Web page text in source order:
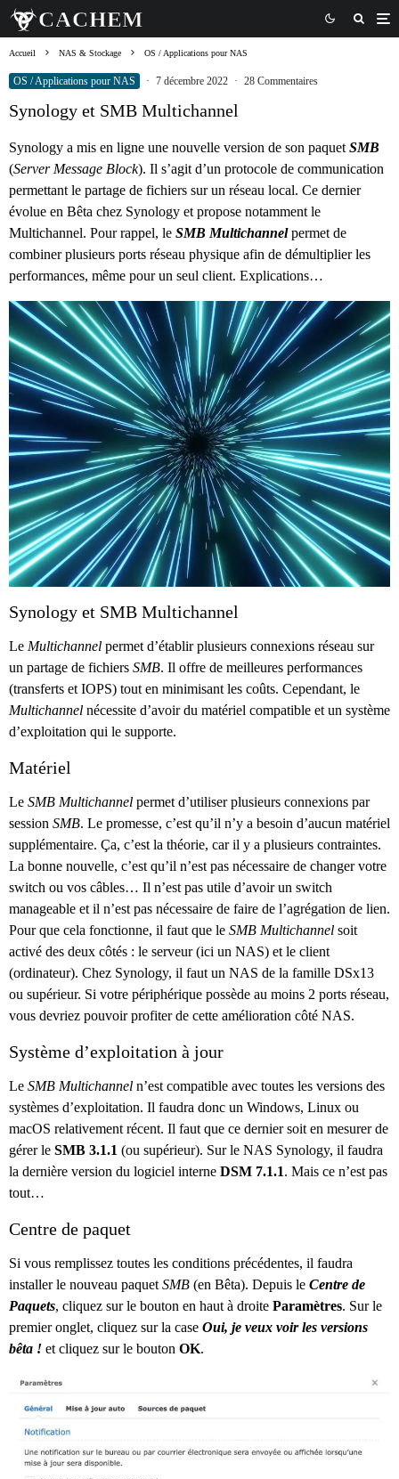
Accueil NAS & Stockage OS / Applications pour NAS
OS / Applications pour NAS · 7 décembre 2022 · 28 Commentaires
Synology et SMB Multichannel
Synology a mis en ligne une nouvelle version de son paquet SMB
(Server Message Block). Il s’agit d’un protocole de communication
permettant le partage de fichiers sur un réseau local. Ce dernier
évolue en Bêta chez Synology et propose notamment le
Multichannel. Pour rappel, le SMB Multichannelpermet de
combiner plusieurs ports réseau physique afin de démultiplier les
performances, même pour un seul client. Explications…
Synology et SMB Multichannel
Le Multichannel permet d’établir plusieurs connexions réseau sur
un partage de fichiers SMB. Il offre de meilleures performances
(transferts et IOPS) tout en minimisant les coûts. Cependant, le
Multichannel nécessite d’avoir du matériel compatible et un système
d’exploitation qui le supporte.
Matériel
Le SMB Multichannel permet d’utiliser plusieurs connexions par
session SMB. Le promesse, c’est qu’il n’y a besoin d’aucun matériel
supplémentaire. Ça, c’est la théorie, car il y a plusieurs contraintes.
La bonne nouvelle, c’est qu’il n’est pas nécessaire de changer votre
switch ou vos câbles… Il n’est pas utile d’avoir un switch
manageable et il n’est pas nécessaire de faire de l’agrégation de lien.
Pour que cela fonctionne, il faut que le SMB Multichannel soit
activé des deux côtés : le serveur (ici un NAS) et le client
(ordinateur). Chez Synology, il faut un NAS de la famille DSx13
ou supérieur. Si votre périphérique possède au moins 2 ports réseau,
vous devriez pouvoir profiter de cette amélioration côté NAS.
Système d’exploitation à jour
Le SMB Multichannel n’est compatible avec toutes les versions des
systèmes d’exploitation. Il faudra donc un Windows, Linux ou
macOS relativement récent. Il faut que ce dernier soit en mesurer de
gérer le SMB 3.1.1 (ou supérieur). Sur le NAS Synology, il faudra
la dernière version du logiciel interne DSM 7.1.1. Mais ce n’est pas
tout…
Centre de paquet
Si vous remplissez toutes les conditions précédentes, il faudra
installer le nouveau paquet SMB (en Bêta). Depuis le Centre de
Paquets, cliquez sur le bouton en haut à droite Paramètres. Sur le
premier onglet, cliquez sur la case Oui, je veux voir les versions
bêta ! et cliquez sur le bouton OK.